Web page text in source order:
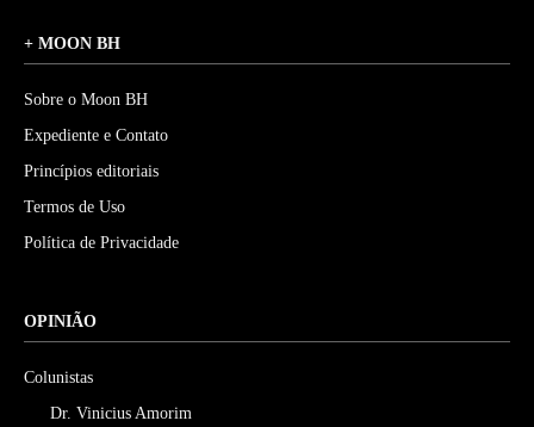
+ MOON BH
Sobre o Moon BH
Expediente e Contato
Princípios editoriais
Termos de Uso
Política de Privacidade
OPINIÃO
Colunistas
Dr. Vinicius Amorim